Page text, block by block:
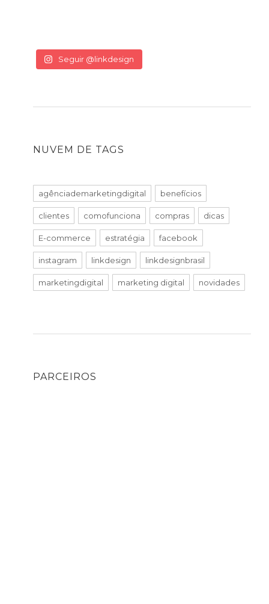
Seguir @linkdesign
NUVEM DE TAGS
agênciademarketingdigital benefícios
clientes comofunciona compras dicas
E-commerce estratégia facebook
instagram linkdesign linkdesignbrasil
marketingdigital marketing digital novidades
PARCEIROS